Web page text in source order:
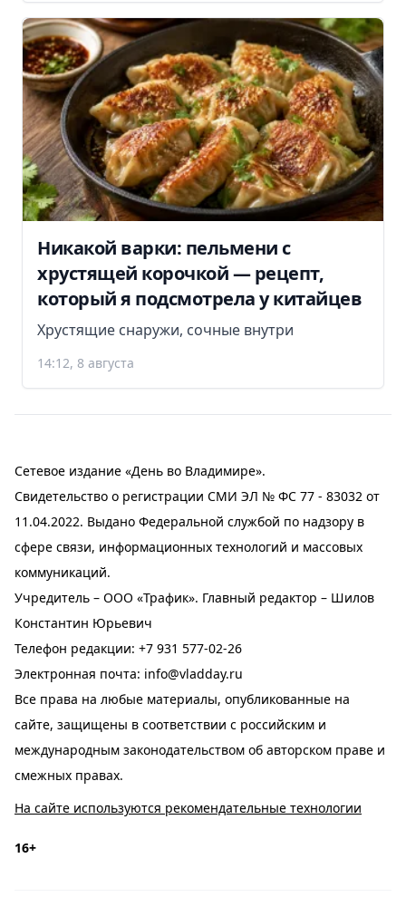
Никакой варки: пельмени с
хрустящей корочкой — рецепт,
который я подсмотрела у китайцев
Хрустящие снаружи, сочные внутри
14:12, 8 августа
Сетевое издание «День во Владимире».
Свидетельство о регистрации СМИ ЭЛ № ФС 77 - 83032 от
11.04.2022. Выдано Федеральной службой по надзору в
сфере связи, информационных технологий и массовых
коммуникаций.
Учредитель – ООО «Трафик». Главный редактор – Шилов
Константин Юрьевич
Телефон редакции: +7 931 577-02-26
Электронная почта: info@vladday.ru
Все права на любые материалы, опубликованные на
сайте, защищены в соответствии с российским и
международным законодательством об авторском праве и
смежных правах.
На сайте используются рекомендательные технологии
16+